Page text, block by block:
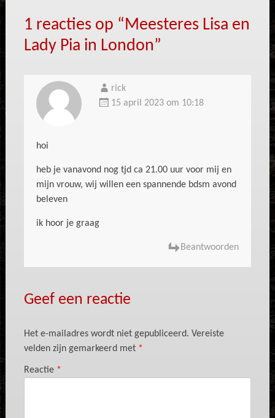
1 reacties op “Meesteres Lisa en
Lady Pia in London”
rick
15 april 2023 om 10:18
hoi
heb je vanavond nog tjd ca 21.00 uur voor mij en
mijn vrouw, wij willen een spannende bdsm avond
beleven
ik hoor je graag
Beantwoorden
Geef een reactie
Het e-mailadres wordt niet gepubliceerd. Vereiste
velden zijn gemarkeerd met *
Reactie *